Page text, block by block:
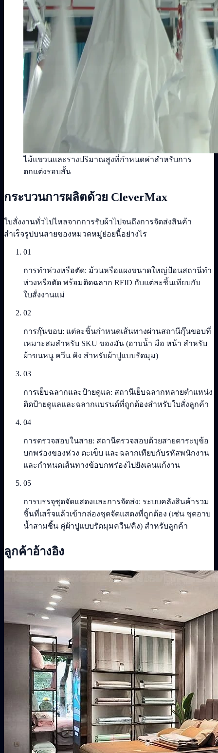
ไม้แขวนและรางปริมาณสูงที่กำหนดค่าสำหรับการ
ตกแต่งรอบสั้น
กระบวนการผลิตด้วย CleverMax
ใบสั่งงานทั่วไปไหลจากการรับผ้าไปจนถึงการจัดส่งสินค้า
สำเร็จรูปบนสายของหมวดหมู่ย่อยนี้อย่างไร
01
การทำห่วงหรือตัด: ม้วนหรือแผงขนาดใหญ่ป้อนสถานีทำ
ห่วงหรือตัด พร้อมติดฉลาก RFID กับแต่ละชิ้นเทียบกับ
ใบสั่งงานแม่
02
การกุ๊นขอบ: แต่ละชิ้นกำหนดเส้นทางผ่านสถานีกุ๊นขอบที่
เหมาะสมสำหรับ SKU ของมัน (อาบน้ำ มือ หน้า สำหรับ
ผ้าขนหนู ควีน คิง สำหรับผ้าปูแบบรัดมุม)
03
การเย็บฉลากและป้ายดูแล: สถานีเย็บฉลากหลายตำแหน่ง
ติดป้ายดูแลและฉลากแบรนด์ที่ถูกต้องสำหรับใบสั่งลูกค้า
04
การตรวจสอบในสาย: สถานีตรวจสอบด้วยสายตาระบุข้อ
บกพร่องของห่วง ตะเข็บ และฉลากเทียบกับรหัสพนักงาน
และกำหนดเส้นทางข้อบกพร่องไปยังเลนแก้งาน
05
การบรรจุชุดจัดแสดงและการจัดส่ง: ระบบคลังสินค้ารวม
ชิ้นที่เสร็จแล้วเข้ากล่องชุดจัดแสดงที่ถูกต้อง (เช่น ชุดอาบ
น้ำสามชิ้น คู่ผ้าปูแบบรัดมุมควีน/คิง) สำหรับลูกค้า
ลูกค้าอ้างอิง